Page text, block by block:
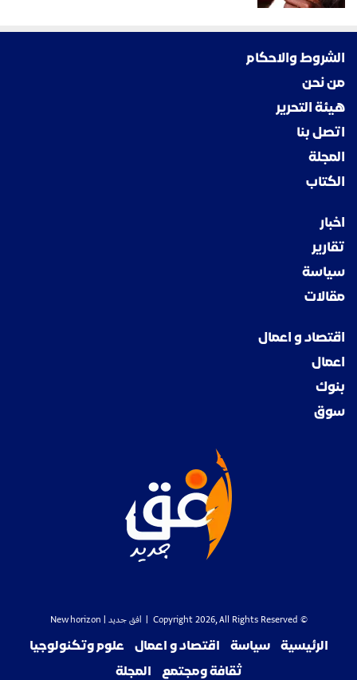
الشروط والاحكام
من نحن
هيئة التحرير
اتصل بنا
المجلة
الكتاب
اخبار
تقارير
سياسة
مقالات
اقتصاد و اعمال
اعمال
بنوك
سوق
© Copyright 2026, All Rights Reserved | افق جديد
الرئيسية سياسة اقتصاد و اعمال
علوم وتكنولوجيا
ثقافة ومجتمع
المجلة